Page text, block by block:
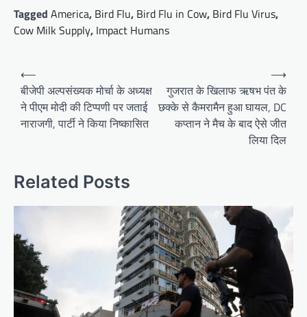
Tagged America, Bird Flu, Bird Flu in Cow, Bird Flu Virus,
Cow Milk Supply, Impact Humans
Post
navigation
⟵
बीजेपी अल्पसंख्यक मोर्चा के अध्यक्ष
ने पीएम मोदी की टिप्पणी पर जताई
नाराजगी, पार्टी ने किया निष्कासित
गुजरात के खिलाफ ऋषभ पंत के
छक्के से कैमरामैन हुआ घायल, DC
कप्तान ने मैच के बाद ऐसे जीत
लिया दिल
⟶
Related Posts